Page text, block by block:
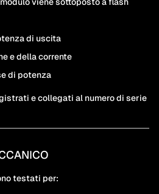
di uscita
e della corrente
di potenza
e collegati al numero di serie
testati per: